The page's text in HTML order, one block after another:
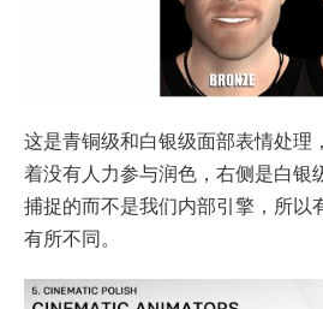
这是青铜级和白银级面部表情处理
着没有人力参与润色，右侧是白银
捕捉的而不是我们内部引擎，所以
有所不同。